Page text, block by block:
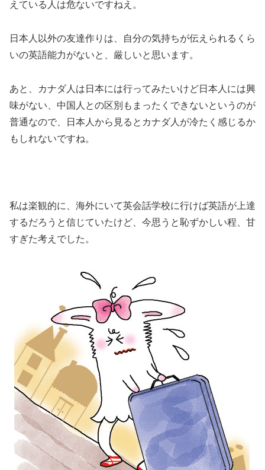
えている人は危ないですねえ。
日本人以外の友達作りは、自分の気持ちが伝えられるくら
いの英語能力がないと、厳しいと思います。
あと、カナダ人は日本には行ってみたいけど日本人には興
味がない、中国人との区別もまったくできないというのが
普通なので、日本人から見るとカナダ人が冷たく感じるか
もしれないですね。
私は楽観的に、海外にいて英会話学校に行けば英語が上達
するだろうと信じていたけど、今思うと恥ずかしい程、甘
すぎた考えでした。